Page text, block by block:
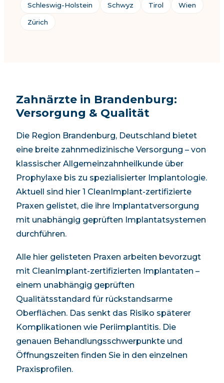
Schleswig-Holstein Schwyz Tirol Wien
Zürich
Zahnärzte in Brandenburg:
Versorgung & Qualität
Die Region Brandenburg, Deutschland bietet
eine breite zahnmedizinische Versorgung – von
klassischer Allgemeinzahnheilkunde über
Prophylaxe bis zu spezialisierter Implantologie.
Aktuell sind hier 1 CleanImplant-zertifizierte
Praxen gelistet, die ihre Implantatversorgung
mit unabhängig geprüften Implantatsystemen
durchführen.
Alle hier gelisteten Praxen arbeiten bevorzugt
mit CleanImplant-zertifizierten Implantaten –
einem unabhängig geprüften
Qualitätsstandard für rückstandsarme
Oberflächen. Das senkt das Risiko späterer
Komplikationen wie Periimplantitis. Die
genauen Behandlungsschwerpunkte und
Öffnungszeiten finden Sie in den einzelnen
Praxisprofilen.